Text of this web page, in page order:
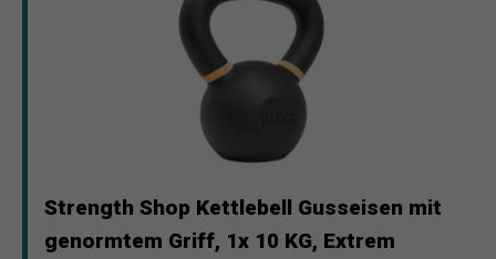
Strength Shop Kettlebell Gusseisen mit
genormtem Griff, 1x 10 KG, Extrem